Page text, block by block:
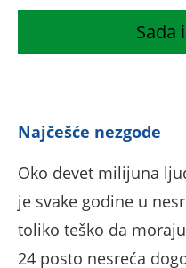
Sada
Najčešće nezgode
Oko devet milijuna
je svake godine u
toliko teško da
24 posto nesreća